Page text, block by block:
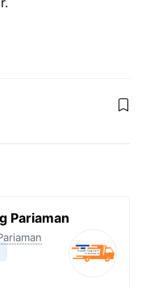
Pariaman